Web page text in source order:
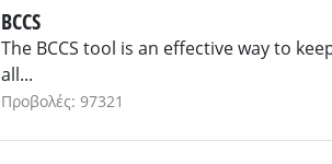
BCCS
The BCCS tool is an effective way to
all...
Προβολές: 97321